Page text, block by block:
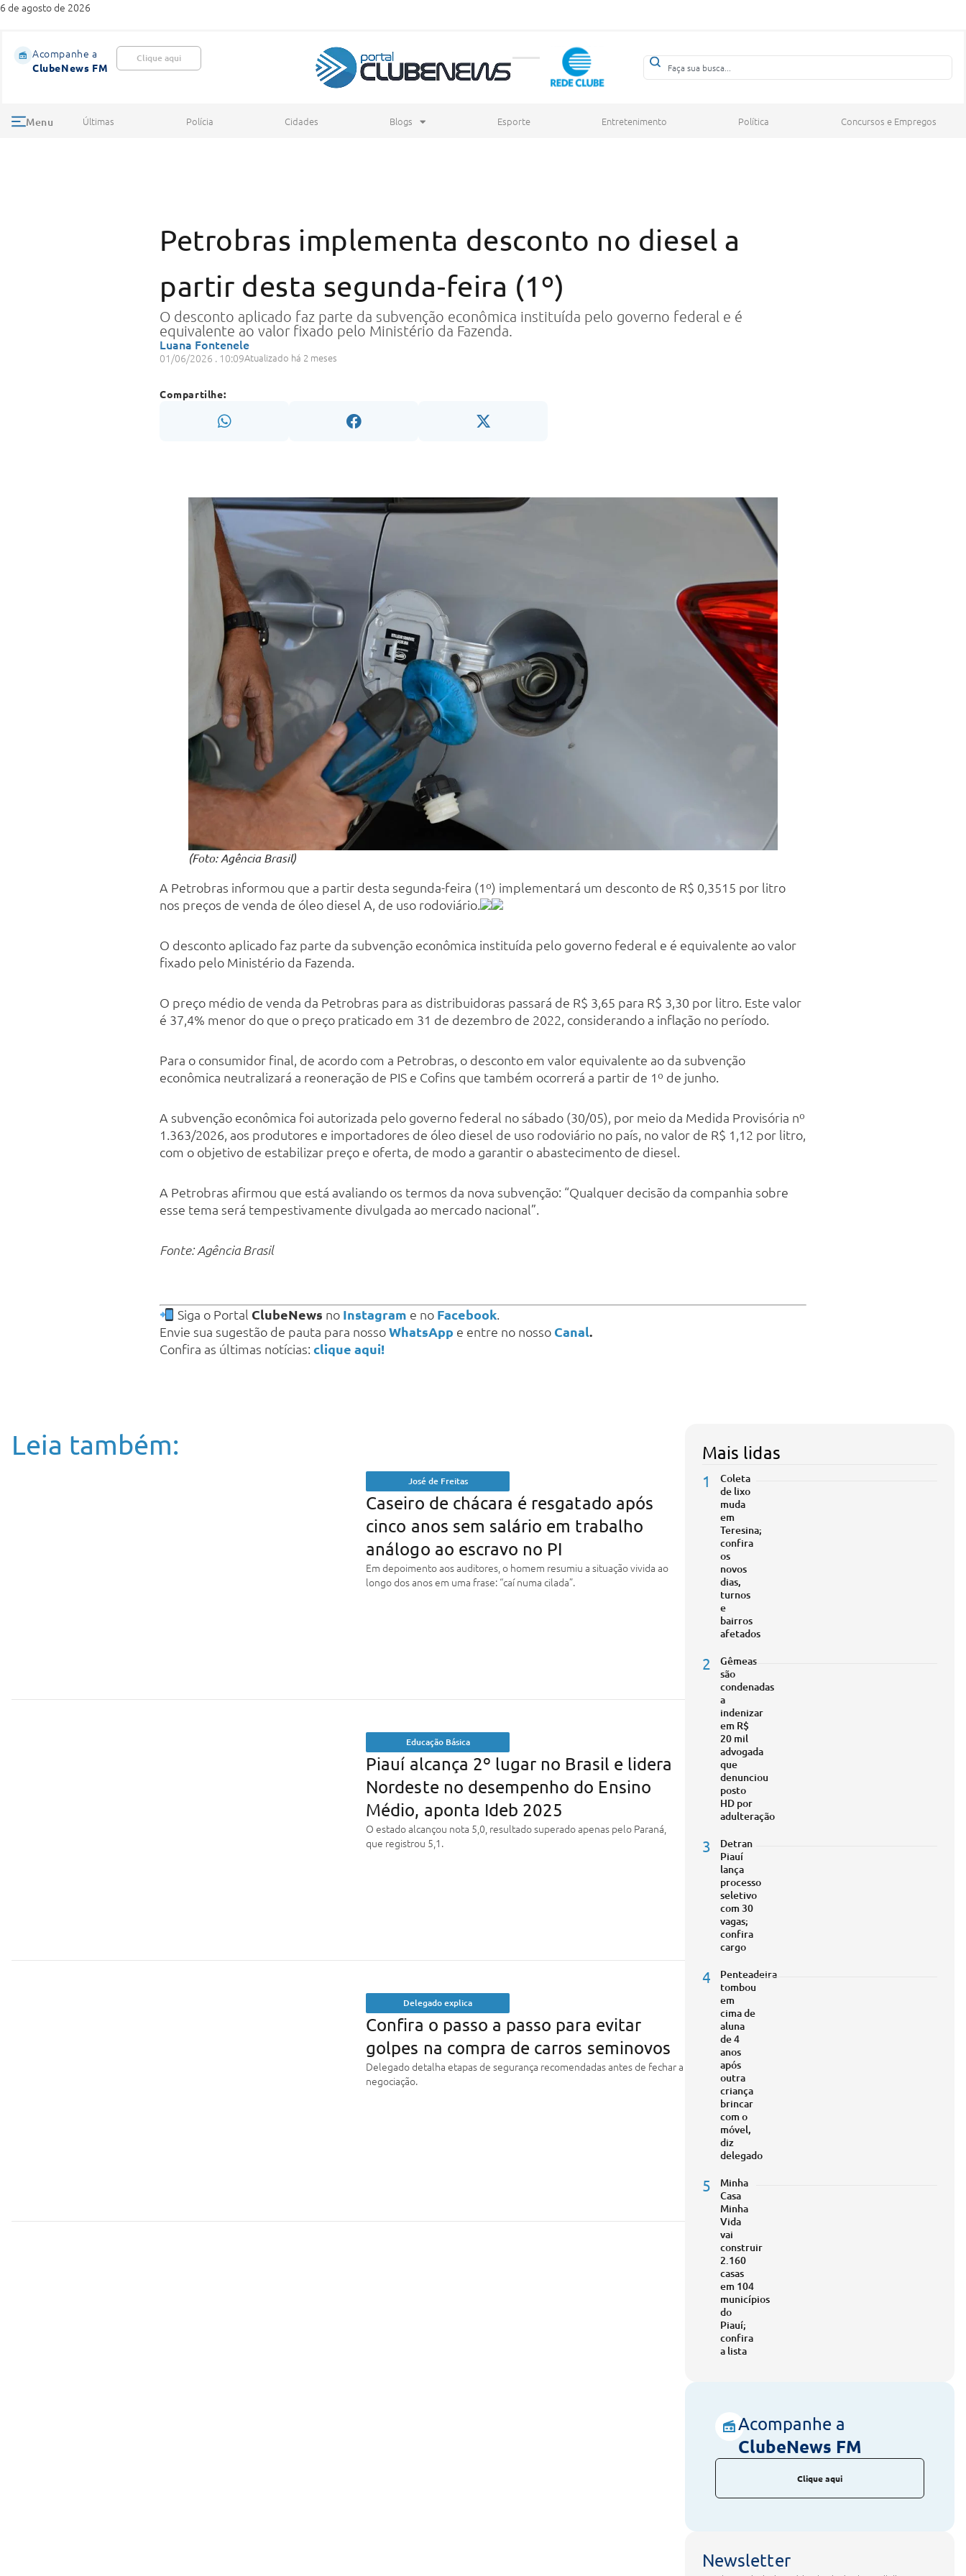
6 de agosto de 2026
Acompanhe a
ClubeNews FM
Clique aqui
Menu Últimas Polícia Cidades Blogs Esporte Entretenimento Política Concursos e Empregos
Petrobras implementa desconto no diesel a
partir desta segunda-feira (1º)
O desconto aplicado faz parte da subvenção econômica instituída pelo governo federal e é
equivalente ao valor fixado pelo Ministério da Fazenda.
Luana Fontenele
01/06/2026 . 10:09Atualizado há 2 meses
Compartilhe:
(Foto: Agência Brasil)
A Petrobras informou que a partir desta segunda-feira (1º) implementará um desconto de R$ 0,3515 por litro
nos preços de venda de óleo diesel A, de uso rodoviário.
O desconto aplicado faz parte da subvenção econômica instituída pelo governo federal e é equivalente ao valor
fixado pelo Ministério da Fazenda.
O preço médio de venda da Petrobras para as distribuidoras passará de R$ 3,65 para R$ 3,30 por litro. Este valor
é 37,4% menor do que o preço praticado em 31 de dezembro de 2022, considerando a inflação no período.
Para o consumidor final, de acordo com a Petrobras, o desconto em valor equivalente ao da subvenção
econômica neutralizará a reoneração de PIS e Cofins que também ocorrerá a partir de 1º de junho.
A subvenção econômica foi autorizada pelo governo federal no sábado (30/05), por meio da Medida Provisória nº
1.363/2026, aos produtores e importadores de óleo diesel de uso rodoviário no país, no valor de R$ 1,12 por litro,
com o objetivo de estabilizar preço e oferta, de modo a garantir o abastecimento de diesel.
A Petrobras afirmou que está avaliando os termos da nova subvenção: “Qualquer decisão da companhia sobre
esse tema será tempestivamente divulgada ao mercado nacional”.
Fonte: Agência Brasil
Siga o Portal ClubeNews no Instagram e no Facebook.
Envie sua sugestão de pauta para nossoWhatsApp e entre no nosso Canal.
Confira as últimas notícias: clique aqui!
Leia também:
José de Freitas
Caseiro de chácara é resgatado após
cinco anos sem salário em trabalho
análogo ao escravo no PI
Em depoimento aos auditores, o homem resumiu a situação vivida ao
longo dos anos em uma frase: “caí numa cilada”.
Educação Básica
Piauí alcança 2º lugar no Brasil e lidera
Nordeste no desempenho do Ensino
Médio, aponta Ideb 2025
O estado alcançou nota 5,0, resultado superado apenas pelo Paraná,
que registrou 5,1.
Delegado explica
Confira o passo a passo para evitar
golpes na compra de carros seminovos
Delegado detalha etapas de segurança recomendadas antes de fechar a
negociação.
Mais lidas
1
Coleta
de lixo
muda
em
Teresina;
confira
os
novos
dias,
turnos
e
bairros
afetados
2
Gêmeas
são
condenadas
a
indenizar
em R$
20 mil
advogada
que
denunciou
posto
HD por
adulteração
3
Detran
Piauí
lança
processo
seletivo
com 30
vagas;
confira
cargo
4
Penteadeira
tombou
em
cima de
aluna
de 4
anos
após
outra
criança
brincar
com o
móvel,
diz
delegado
5
Minha
Casa
Minha
Vida
vai
construir
2.160
casas
em 104
municípios
do
Piauí;
confira
a lista
Acompanhe a
ClubeNews FM
Clique aqui
Newsletter